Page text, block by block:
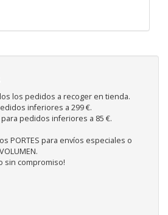
los pedidos a recoger en tienda.
inferiores a 299 €.
pedidos inferiores a 85 €.
PORTES para envíos especiales o
sin compromiso!